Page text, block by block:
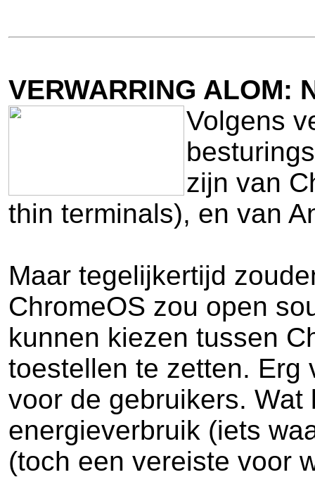
VERWARRING ALOM:
Volgens
zijn van
thin terminals), en van
Maar tegelijkertijd
ChromeOS zou open
kunnen kiezen tussen
toestellen te zetten. Erg
voor de gebruikers.
energieverbruik (iets
(toch een vereiste voor